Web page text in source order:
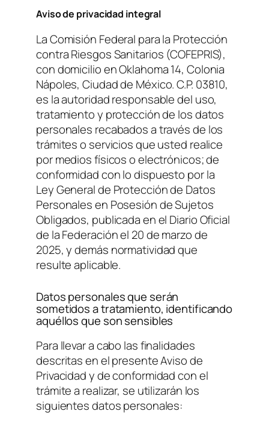
Aviso de privacidad integral
La Comisión Federal para la Protección
contra Riesgos Sanitarios (COFEPRIS),
con domicilio en Oklahoma 14, Colonia
Nápoles, Ciudad de México. C.P. 03810,
es la autoridad responsable del uso,
tratamiento y protección de los datos
personales recabados a través de los
trámites o servicios que usted realice
por medios físicos o electrónicos; de
conformidad con lo dispuesto por la
Ley General de Protección de Datos
Personales en Posesión de Sujetos
Obligados, publicada en el Diario Oficial
de la Federación el 20 de marzo de
2025, y demás normatividad que
resulte aplicable.
Datos personales que serán
sometidos a tratamiento, identificando
aquéllos que son sensibles
Para llevar a cabo las finalidades
descritas en el presente Aviso de
Privacidad y de conformidad con el
trámite a realizar, se utilizarán los
siguientes datos personales: